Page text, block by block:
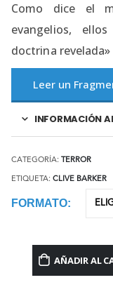
Como dice el
evangelios,
doctrina revelada»
Leer un
INFORMACIÓN
CATEGORÍA: TERROR
ETIQUETA: CLIVE BARKER
FORMATO
AÑADIR AL